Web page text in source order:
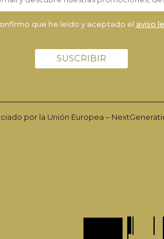
que he leído y aceptado el aviso
por la Unión Europea –